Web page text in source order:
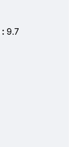
: 9.7